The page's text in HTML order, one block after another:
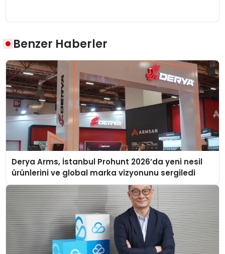
Benzer Haberler
Derya Arms, İstanbul Prohunt 2026’da yeni nesil
ürünlerini ve global marka vizyonunu sergiledi